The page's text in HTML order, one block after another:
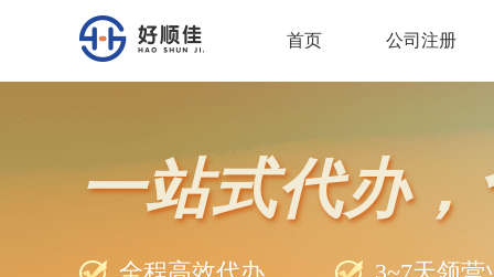
首页 公司注册
一站式代办，